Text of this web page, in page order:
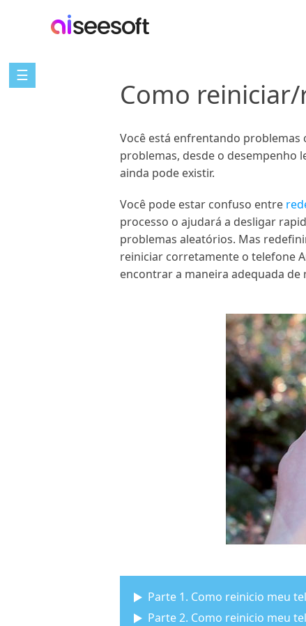
☰
Como
Você está enfrentando problemas
problemas, desde o desempenho
ainda pode existir.
Você pode estar confuso entre
processo o ajudará a desligar
problemas aleatórios. Mas
reiniciar corretamente o telefone
encontrar a maneira adequada de
Parte 1. Como reinicio meu
Parte 2. Como reinicio meu